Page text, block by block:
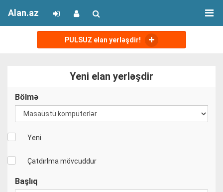
PULSUZ elan yerləşdir!
Alan.az
Yeni elan yerləşdir
Bölmə
Yeni
Çatdırlma mövcuddur
Başlıq